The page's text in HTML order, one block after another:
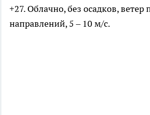
+27. Облачно, без осадков,
направлений, 5 – 10 м/с.